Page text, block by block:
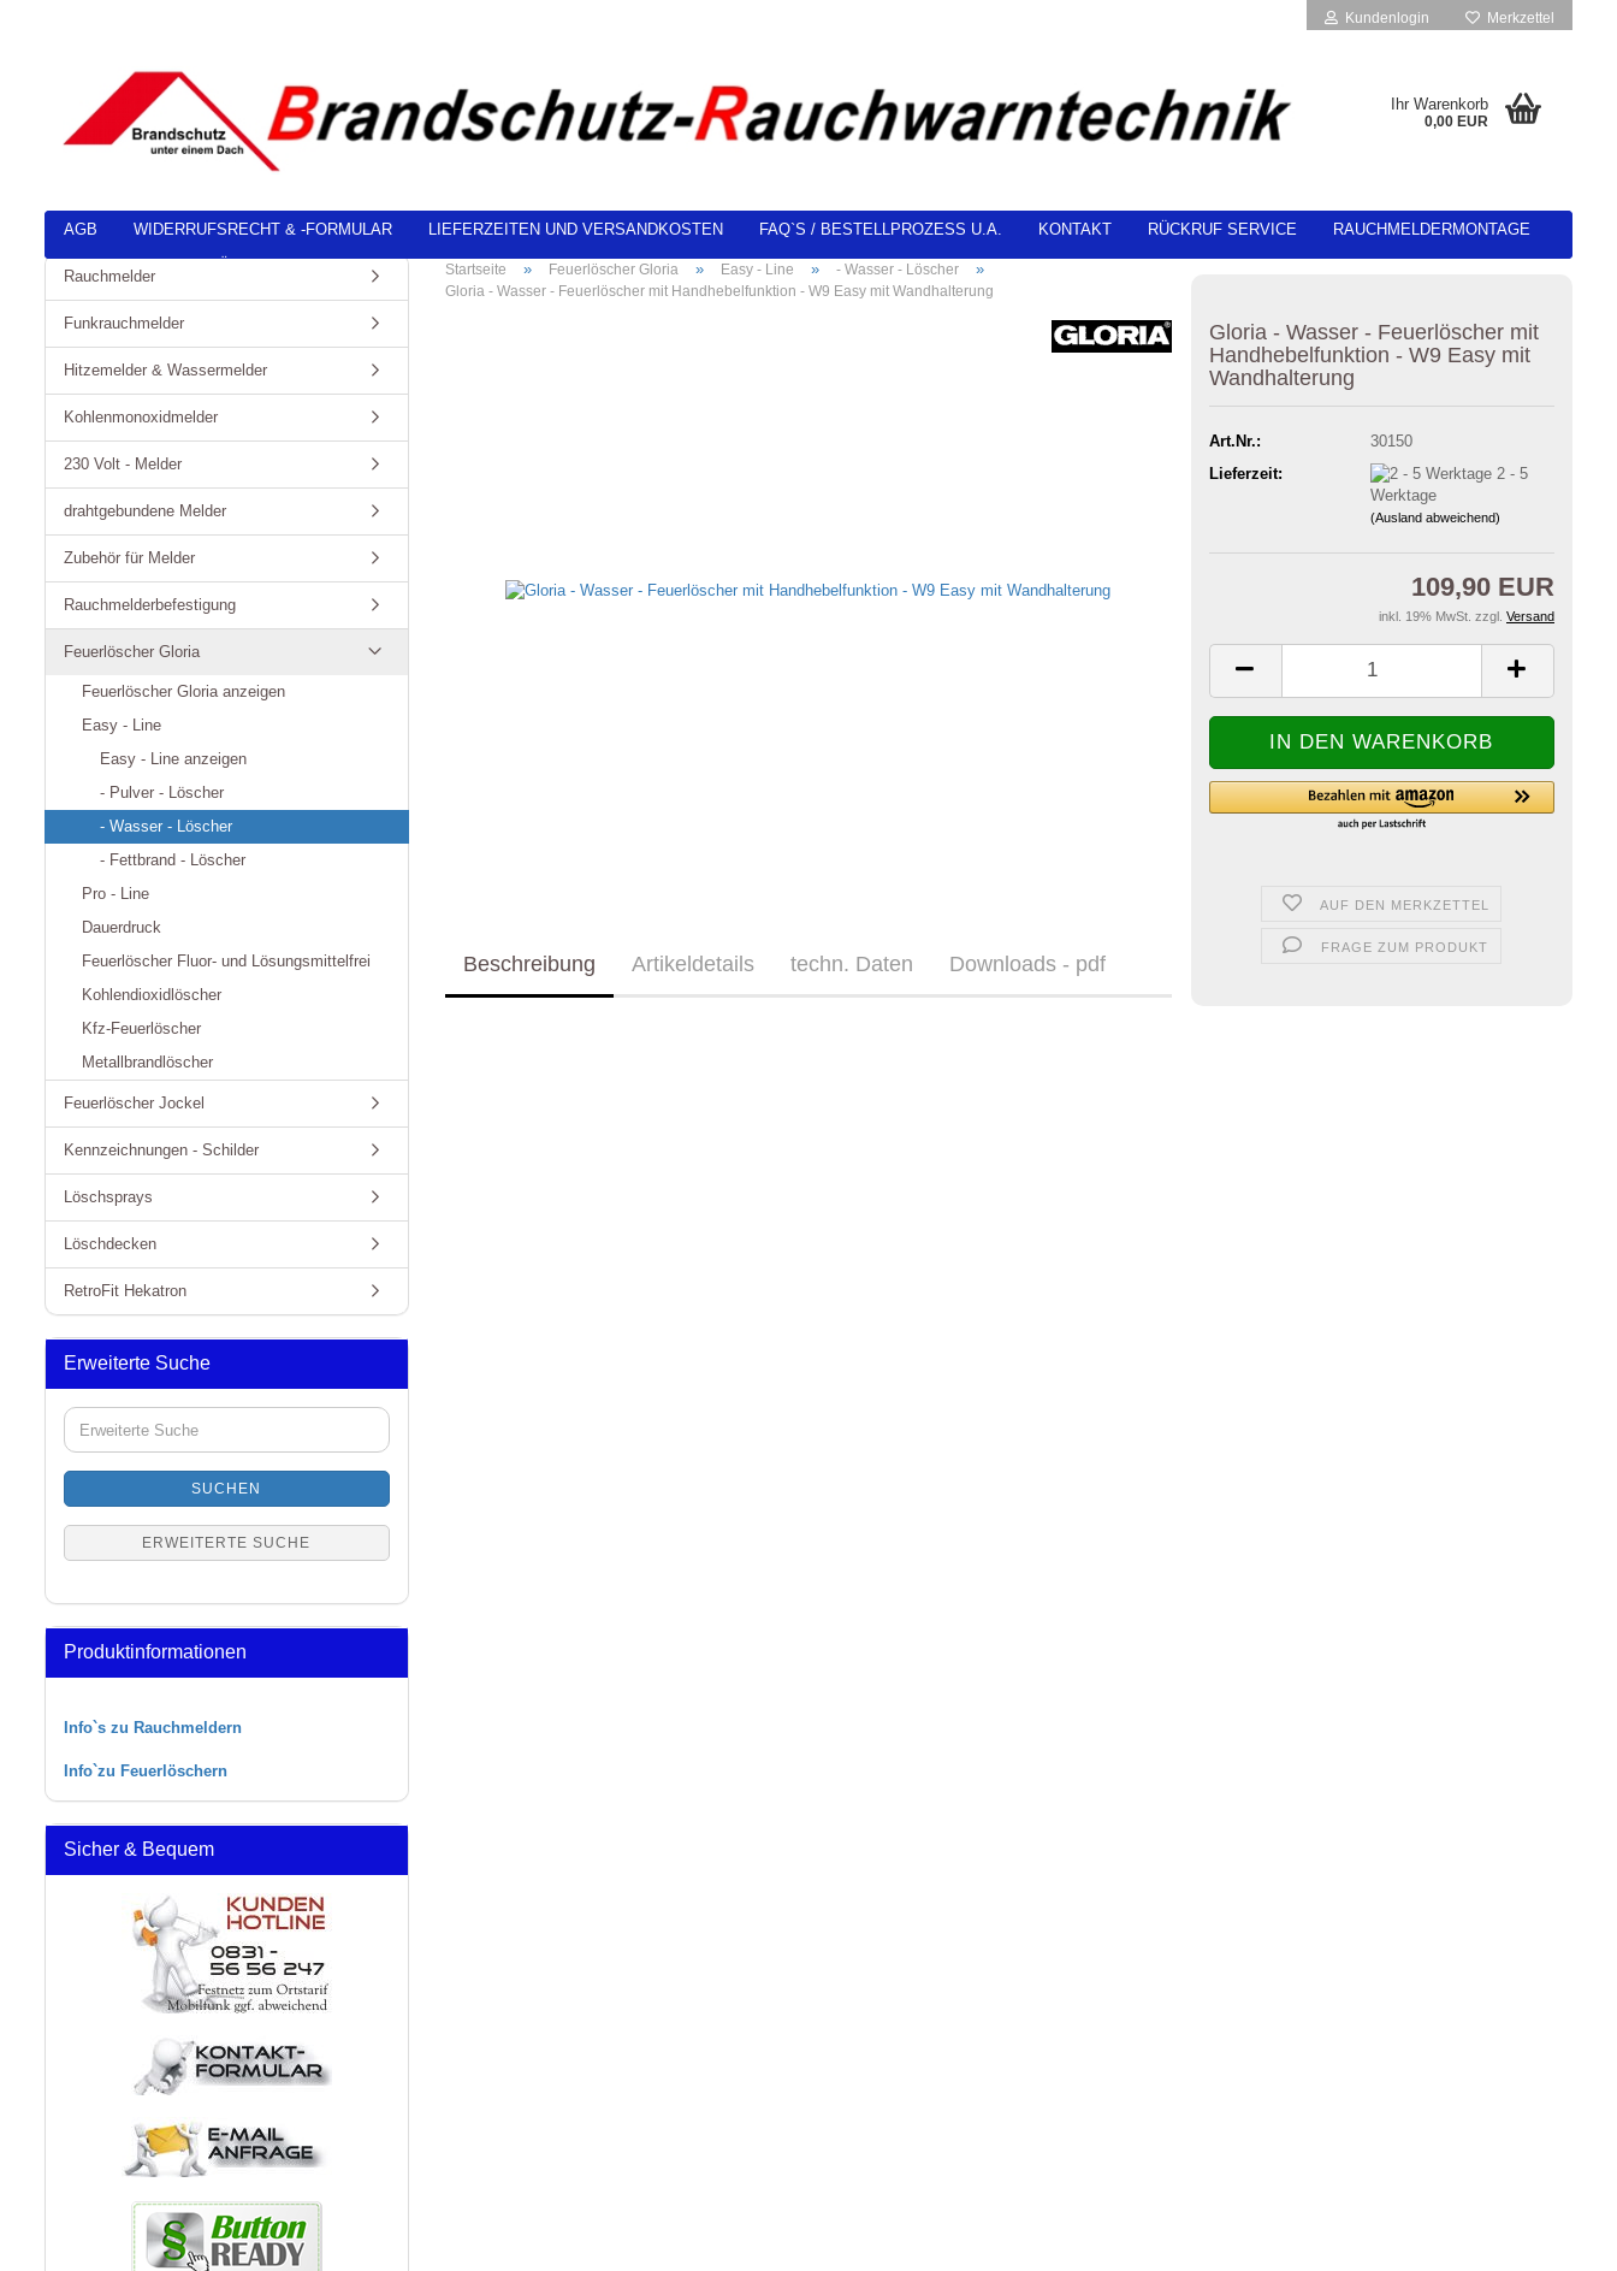
Kundenlogin Merkzettel
Ihr Warenkorb
0,00 EUR
AGB WIDERRUFSRECHT & -FORMULAR LIEFERZEITEN UND VERSANDKOSTEN FAQ`S / BESTELLPROZESS U.A. KONTAKT RÜCKRUF SERVICE
RAUCHMELDERMONTAGE
DATENSCHUTZERKLÄRUNG
Startseite » Feuerlöscher Gloria » Easy - Line » - Wasser - Löscher »
Gloria - Wasser - Feuerlöscher mit Handhebelfunktion - W9 Easy mit Wandhalterung
Gloria - Wasser - Feuerlöscher mit
Handhebelfunktion - W9 Easy mit
Wandhalterung
Art.Nr.:
30150
Lieferzeit:
2 - 5
Werktage
(Ausland abweichend)
109,90 EUR
inkl. 19% MwSt. zzgl. Versand
AUF DEN MERKZETTEL
FRAGE ZUM PRODUKT
Beschreibung Artikeldetails techn. Daten Downloads - pdf
Rauchmelder
Funkrauchmelder
Hitzemelder & Wassermelder
Kohlenmonoxidmelder
230 Volt - Melder
drahtgebundene Melder
Zubehör für Melder
Rauchmelderbefestigung
Feuerlöscher Gloria
Feuerlöscher Gloria anzeigen
Easy - Line
Easy - Line anzeigen
- Pulver - Löscher
- Wasser - Löscher
- Fettbrand - Löscher
Pro - Line
Dauerdruck
Feuerlöscher Fluor- und Lösungsmittelfrei
Kohlendioxidlöscher
Kfz-Feuerlöscher
Metallbrandlöscher
Feuerlöscher Jockel
Kennzeichnungen - Schilder
Löschsprays
Löschdecken
RetroFit Hekatron
Erweiterte Suche
Erweiterte
Suche
SUCHEN
ERWEITERTE SUCHE
Produktinformationen
Info`s zu Rauchmeldern
Info`zu Feuerlöschern
Sicher & Bequem